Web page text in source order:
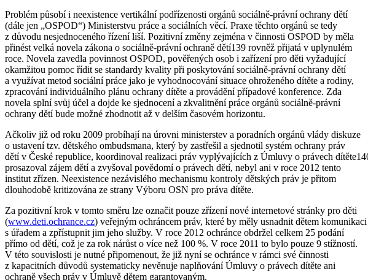
Problém působí i neexistence vertikální podřízenosti orgánů sociálně-právní ochrany dětí
(dále jen „OSPOD“) Ministerstvu práce a sociálních věcí. Praxe těchto orgánů se tedy
z důvodu nesjednoceného řízení liší. Pozitivní změny zejména v činnosti OSPOD by měla
přinést velká novela zákona o sociálně-právní ochraně dětí139 rovněž přijatá v uplynulém
roce. Novela zavedla povinnost OSPOD, pověřených osob i zařízení pro děti vyžadující
okamžitou pomoc řídit se standardy kvality při poskytování sociálně-právní ochrany dětí
a využívat metod sociální práce jako je vyhodnocování situace ohroženého dítěte a rodiny,
zpracování individuálního plánu ochrany dítěte a provádění případové konference. Zda
novela splní svůj účel a dojde ke sjednocení a zkvalitnění práce orgánů sociálně-právní
ochrany dětí bude možné zhodnotit až v delším časovém horizontu.
Ačkoliv již od roku 2009 probíhají na úrovni ministerstev a poradních orgánů vlády diskuze
o ustavení tzv. dětského ombudsmana, který by zastřešil a sjednotil systém ochrany práv
dětí v České republice, koordinoval realizaci práv vyplývajících z Úmluvy o právech
prosazoval zájem dětí a zvyšoval povědomí o právech dětí, nebyl ani v roce 2012 tento
institut zřízen. Neexistence nezávislého mechanismu kontroly dětských práv je přitom
dlouhodobě kritizována ze strany Výboru OSN pro práva dítěte.
Za pozitivní krok v tomto směru lze označit pouze zřízení nové internetové stránky pro děti
(www.deti.ochrance.cz) veřejným ochráncem práv, které by měly usnadnit dětem komunikaci
s úřadem a zpřístupnit jim jeho služby. V roce 2012 ochránce obdržel celkem 25 podání
přímo od dětí, což je za rok nárůst o více než 100 %. V roce 2011 to bylo pouze 9 stížností.
V této souvislosti je nutné připomenout, že již nyní se ochránce v rámci své činnosti
z kapacitních důvodů systematicky nevěnuje naplňování Úmluvy o právech dítěte ani
ochraně všech práv v Úmluvě dětem garantovaným.